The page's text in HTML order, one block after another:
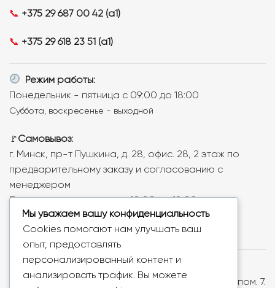
📞 +375 29 687 00 42 (a1)
📞 +375 29 618 23 51 (a1)
Режим работы:
Понедельник - пятница с 09:00 до 18:00
Суббота, воскресенье - выходной
🚩 Самовывоз:
г. Минск, пр-т Пушкина, д. 28, офис. 28, 2 этаж по
предварительному заказу и согласованию с
менеджером
Понедельник - пятница с 10:00 до 18:00
ООО «Ваша тема», УНП: 193779018, Республика
Беларусь, 220073, г. Минск, ул. Скрыганова, д.6, пом. 7.
Мы уважаем вашу конфиденциальность
Cookies помогают нам улучшать ваш
опыт, предоставлять
персонализированный контент и
анализировать трафик. Вы можете